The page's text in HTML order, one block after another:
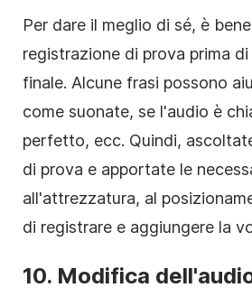
Per dare il meglio di sé, è
registrazione di prova prima
finale. Alcune frasi possono
come suonate, se l'audio è
perfetto, ecc. Quindi,
di prova e apportate le
all'attrezzatura, al
di registrare e aggiungere la
10. Modifica